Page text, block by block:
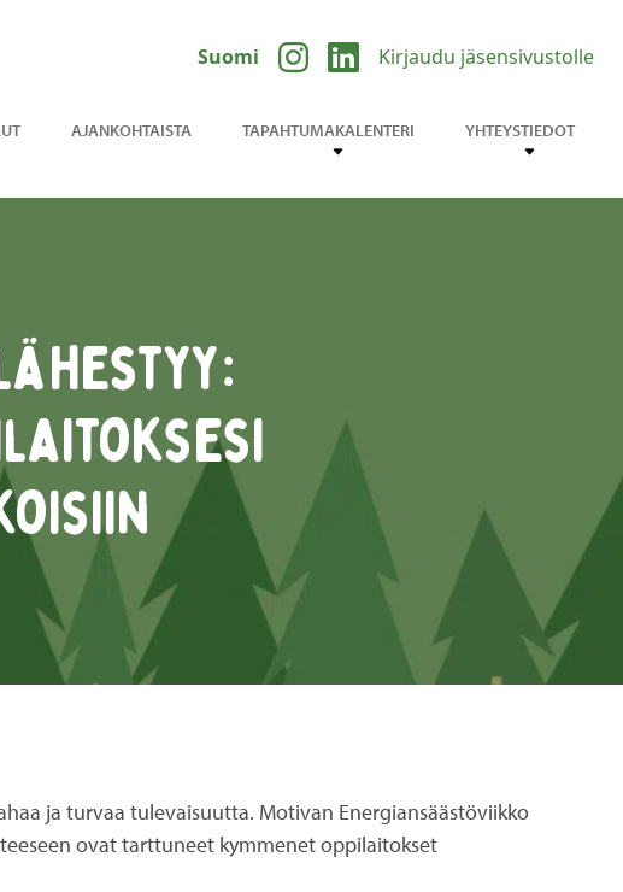
AJANKOHTAISTA TAPAHTUMAKALENTERI YHTEYSTIEDOT
Suomi Kirjaudu jäsensivustolle
ja turvaa tulevaisuutta. Motivan Energiansäästöviikko
ovat tarttuneet kymmenet oppilaitokset